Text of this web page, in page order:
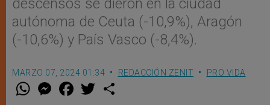
descensos se dieron en la ciudad
autónoma de Ceuta (-10,9%), Aragón
(-10,6%) y País Vasco (-8,4%).
MARZO 07, 2024 01:34 REDACCIÓN ZENIT PRO VIDA
W M
e
F
a w